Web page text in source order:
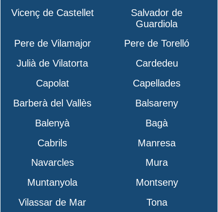
Vicenç de Castellet
Salvador de
Guardiola
Pere de Vilamajor
Pere de Torelló
Julià de Vilatorta
Cardedeu
Capolat
Capellades
Barberà del Vallès
Balsareny
Balenyà
Bagà
Cabrils
Manresa
Navarcles
Mura
Muntanyola
Montseny
Vilassar de Mar
Tona